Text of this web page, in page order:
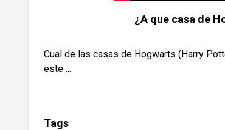
¿A que casa de
Cual de las casas de Hogwarts (Harry
este ...
Tags